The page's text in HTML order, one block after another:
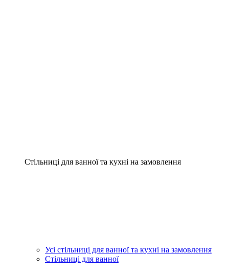
Стільниці для ванної та кухні на замовлення
Усі стільниці для ванної та кухні на замовлення
Стільниці для ванної